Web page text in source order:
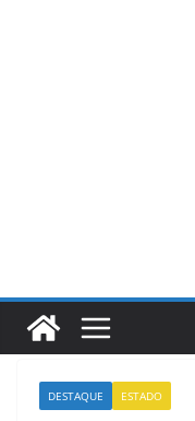
DESTAQUE ESTADO